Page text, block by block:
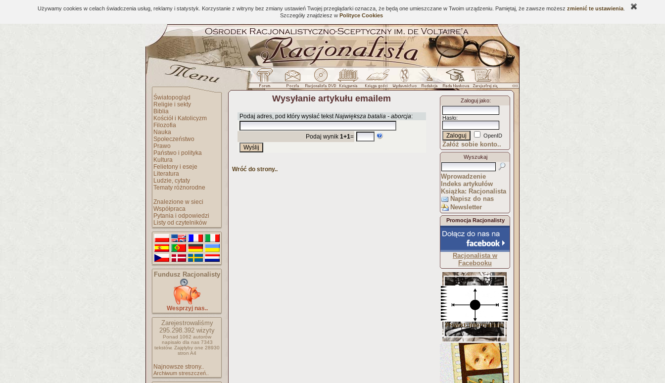
Używamy cookies w celach świadczenia usług, reklamy i statystyk. Korzystanie z witryny bez zmiany ustawień Twojej przeglądarki oznacza, że będą one umieszczane w Twoim urządzeniu. Pamiętaj, że zawsze możesz zmienić te ustawienia
Szczegóły znajdziesz w Polityce Cookies
Światopogląd
Religie i sekty
Biblia
Kościół i Katolicyzm
Filozofia
Nauka
Społeczeństwo
Prawo
Państwo i polityka
Kultura
Felietony i eseje
Literatura
Ludzie, cytaty
Tematy różnorodne
Znalezione w sieci
Współpraca
Pytania i odpowiedzi
Listy od czytelników
Fundusz Racjonalisty
Wesprzyj nas..
Zarejestrowaliśmy
295.298.392 wizyty
Ponad 1062 autorów
napisało dla nas 7343
tekstów. Zajęłyby one 28930
stron A4
Najnowsze strony..
Archiwum streszczeń..
Wysyłanie artykułu emailem
Podaj adres, pod który wysłać tekstNajwiększa batalia - aborcja:
Podaj wynik 1+1=
Wróć do strony..
Zaloguj jako:
Hasło:
OpenID
Załóż sobie konto..
Wyszukaj
Wprowadzenie
Indeks artykułów
Książka: Racjonalista
Napisz do nas
Newsletter
Promocja Racjonalisty
Racjonalista w
Facebooku